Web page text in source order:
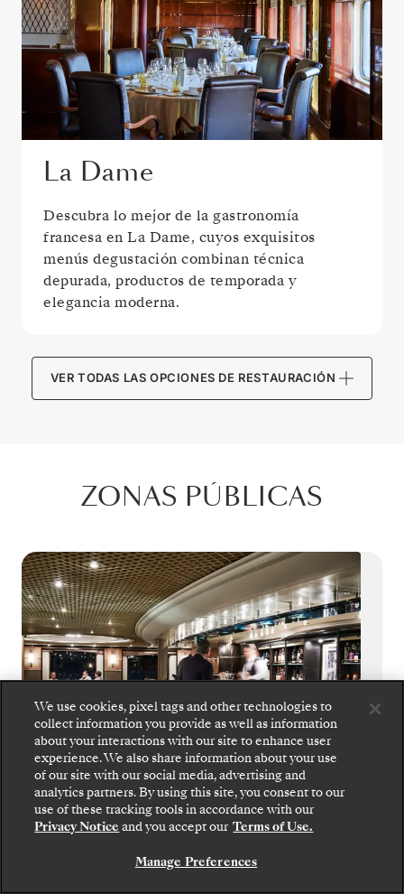
La Dame
Descubra lo mejor de la gastronomía
francesa en La Dame, cuyos exquisitos
menús degustación combinan técnica
depurada, productos de temporada y
elegancia moderna.
VER TODAS LAS OPCIONES DE RESTAURACIÓN
ZONAS PÚBLICAS
Dolce Vita
Un crucero no está completo si no conoce a
Suba a bordo: elija su suite y revise las tarifas y los
servicios incluidos antes de confirmar de forma
segura su viaje con Silversea.
RESERVE SU SUITE
We use cookies, pixel tags and other technologies to
collect information you provide as well as information
about your interactions with our site to enhance user
experience. We also share information about your use
of our site with our social media, advertising and
analytics partners. By using this site, you consent to our
use of these tracking tools in accordance with our
Privacy Notice and you accept our Terms of Use.
Manage Preferences